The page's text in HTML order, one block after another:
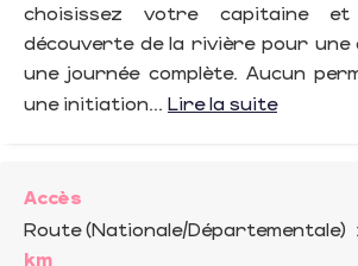
choisissez votre capitaine
découverte de la rivière pour une
une journée complète. Aucun
une initiation... Lire la suite
Accès
Route (Nationale/Départementale) :
km